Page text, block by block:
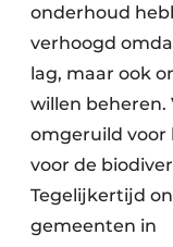
onderhoud
verhoogd
lag, maar ook
willen beheren.
omgeruild voor
voor de
Tegelijkertijd
gemeenten in